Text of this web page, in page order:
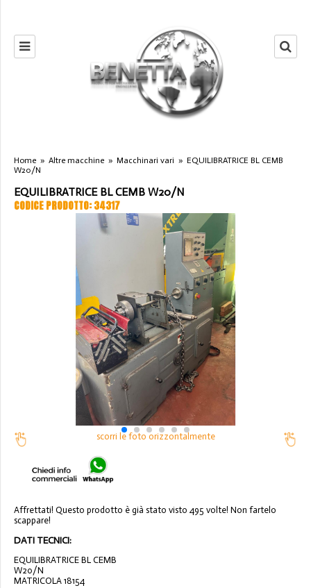
Home » Altre macchine » Macchinari vari » EQUILIBRATRICE BL CEMB
W20/N
EQUILIBRATRICE BL CEMB W20/N
CODICE PRODOTTO: 34317
scorri le foto orizzontalmente
Affrettati! Questo prodotto è già stato visto 495 volte! Non fartelo
scappare!
DATI TECNICI:
EQUILIBRATRICE BL CEMB
W20/N
MATRICOLA 18154